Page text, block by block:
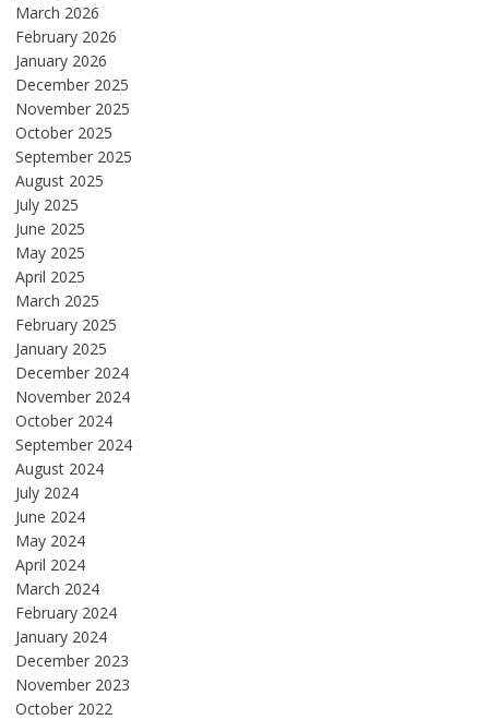
March 2026
February 2026
January 2026
December 2025
November 2025
October 2025
September 2025
August 2025
July 2025
June 2025
May 2025
April 2025
March 2025
February 2025
January 2025
December 2024
November 2024
October 2024
September 2024
August 2024
July 2024
June 2024
May 2024
April 2024
March 2024
February 2024
January 2024
December 2023
November 2023
October 2022